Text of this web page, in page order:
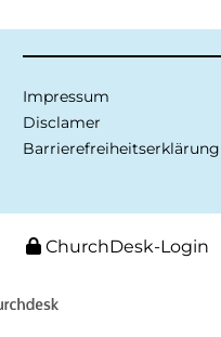
Impressum
Disclamer
Barrierefreiheitserklärung
ChurchDesk-Login